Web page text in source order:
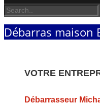
Débarras maison
VOTRE
Débarrasseur